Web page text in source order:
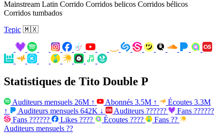
Mainstream Latin Corrido Corridos belicos Corridos bélicos
Corridos tumbados
Tepic 🇲🇽
Statistiques de Tito Double P
Auditeurs mensuels 26M ↑ Abonnés 3.5M ↑ Écoutes 3.3M
↑
Auditeurs mensuels 642K ↓ Auditeurs ?????? Fans ??????
Fans ?????? Likes ???? Écoutes ???? Fans ??
Auditeurs mensuels ??